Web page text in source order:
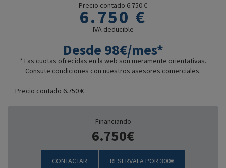
Precio contado 6.750 €
6.750 €
IVA deducible
Desde 98€/mes*
* Las cuotas ofrecidas en la web son meramente orientativas.
Consute condiciones con nuestros asesores comerciales.
Precio contado 6.750 €
Financiando
6.750€
CONTACTAR RESERVALA POR 300€